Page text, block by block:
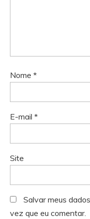
Nome *
E-mail *
Site
Salvar meus
vez que eu comentar.